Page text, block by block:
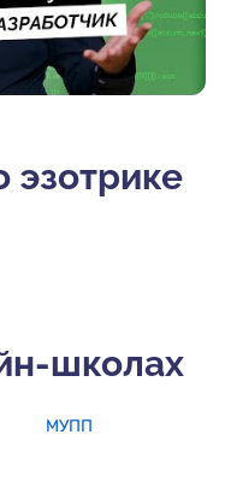
эзотрике
школах
МУПП